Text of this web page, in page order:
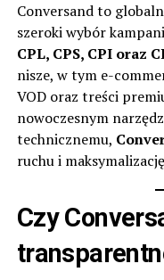
Conversandto
szeroki wybór
CPL, CPS, CPI oraz
nisze, w tym e-
VOD oraz treści
nowoczesnym
technicznemu,
ruchu i
Czy